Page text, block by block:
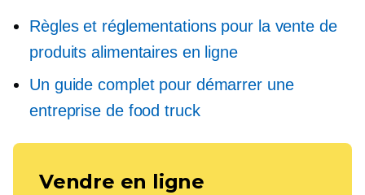
Règles et réglementations pour la vente de
produits alimentaires en ligne
Un guide complet pour démarrer une
entreprise de food truck
Vendre en ligne